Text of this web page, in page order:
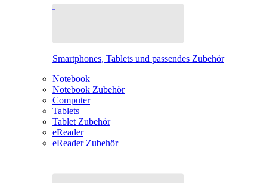
Smartphones, Tablets und passendes Zubehör
Notebook
Notebook Zubehör
Computer
Tablets
Tablet Zubehör
eReader
eReader Zubehör